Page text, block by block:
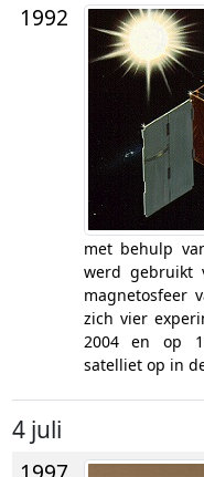
1992
met behulp
werd gebruikt
magnetosfeer
zich vier
2004 en op
satelliet op in
4 juli